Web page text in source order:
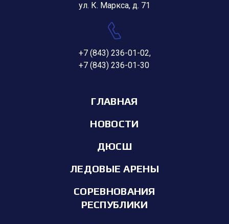
ул. К. Маркса, д. 71
+7 (843) 236-01-02,
+7 (843) 236-01-30
ГЛАВНАЯ
НОВОСТИ
ДЮСШ
ЛЕДОВЫЕ АРЕНЫ
СОРЕВНОВАНИЯ
РЕСПУБЛИКИ